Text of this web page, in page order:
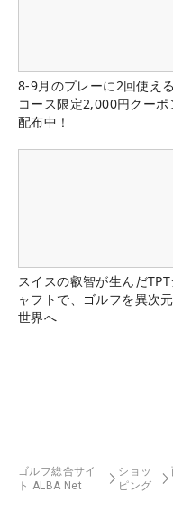
8-9月のプレーに2回使え
コース限定2,000円クーポ
配布中！
スイスの叡智が生んだTPT
ャフトで、ゴルフを異次
世界へ
ゴルフ総合サイ
ト ALBA Net
ショッ
ピング